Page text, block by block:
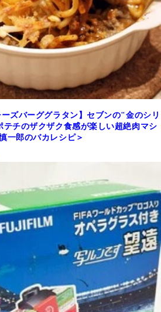
ーズバーググラタン】セブンの"金のシリ
チのザクザク食感が楽しい超絶肉マシ
一郎のバカレシピ＞